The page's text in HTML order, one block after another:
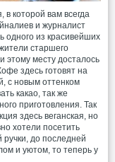
которой вам всегда
и журналист
одного из красивейших
старшего
этому месту досталось
здесь готовят на
с новым оттенком
какао, так же
приготовления. Так
здесь веганская, но
хотели посетить
до последней
и уютом, то теперь у